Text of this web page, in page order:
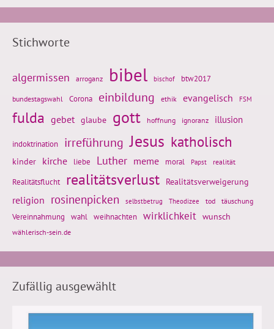
Stichworte
algermissen arroganz bibel bischof btw2017
bundestagswahl Corona einbildung ethik evangelisch FSM
fulda gebet glaube gott hoffnung ignoranz illusion
indoktrination irreführung Jesus katholisch
kinder kirche liebe Luther meme moral Papst realität
Realitätsflucht realitätsverlust Realitätsverweigerung
religion rosinenpicken selbstbetrug Theodizee tod täuschung
Vereinnahmung wahl weihnachten wirklichkeit wunsch
wählerisch-sein.de
Zufällig ausgewählt